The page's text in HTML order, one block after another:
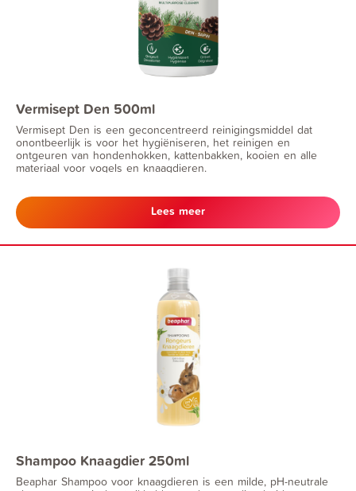
Vermisept Den 500ml
Vermisept Den is een geconcentreerd reinigingsmiddel dat
onontbeerlijk is voor het hygiëniseren, het reinigen en
ontgeuren van hondenhokken, kattenbakken, kooien en alle
materiaal voor vogels en knaagdieren.
Lees meer
Shampoo Knaagdier 250ml
Beaphar Shampoo voor knaagdieren is een milde, pH-neutrale